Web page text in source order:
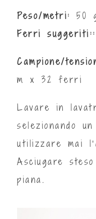
Peso/metri: 50
Ferri suggeriti::
Campione/
m x 32 ferri
Lavare in
selezionando
utilizzare mai
Asciugare
piana.